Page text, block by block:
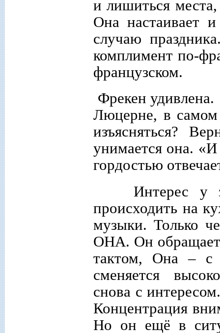
и лишиться
Она настаивает
случаю
комплимент по-
французском.
Фрекен
Люцерне, в
изъясняться?
унимается она.
гордостью
Интерес у
происходить на
музыки. Только
ОНА. Он
тактом, Она – с
сменяется
снова с
Концентрация
Но он ещё в